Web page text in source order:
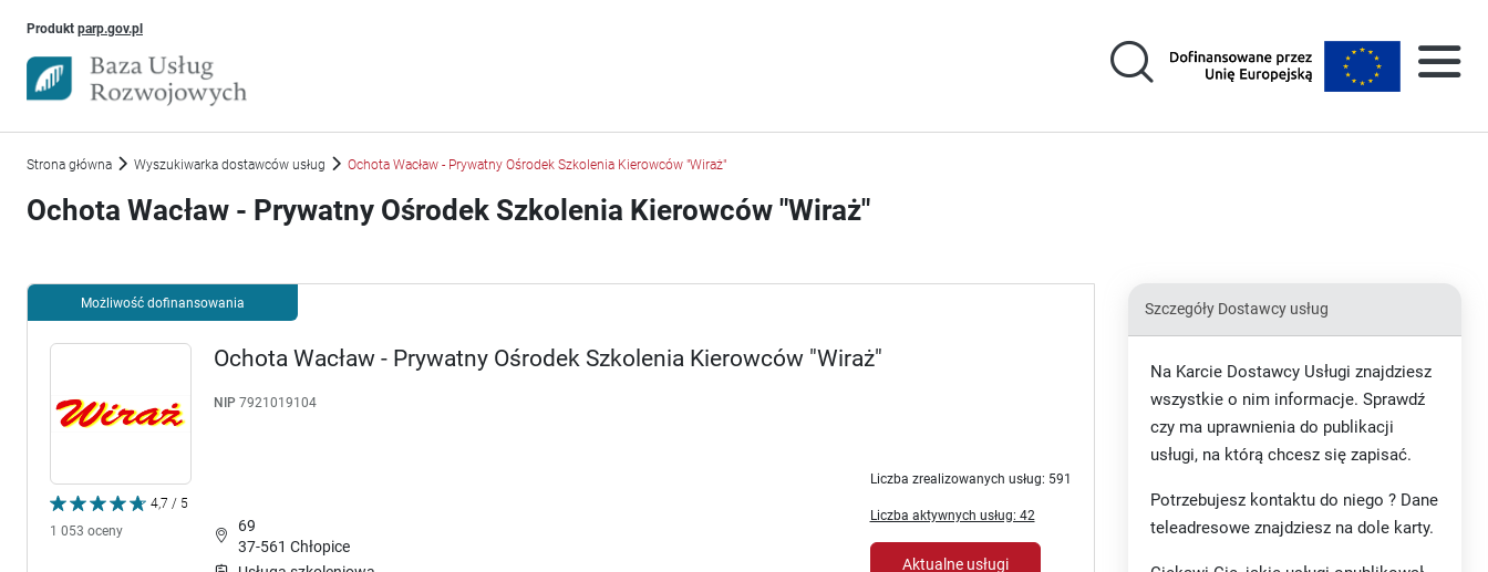
Produkt parp.gov.plUwaga, link otworzy się w nowym oknie
Strona główna Wyszukiwarka dostawców usług Ochota Wacław - Prywatny Ośrodek Szkolenia Kierowców "Wiraż"
Ochota Wacław - Prywatny Ośrodek Szkolenia Kierowców "Wiraż"
Możliwość dofinansowania
4,7 / 5
1 053 oceny
Ochota Wacław - Prywatny Ośrodek Szkolenia Kierowców "Wiraż"
NIP 7921019104
69
37-561 Chłopice
Liczba zrealizowanych usług: 591
Liczba aktywnych usług: 42
Aktualne usługi
Szczegóły Dostawcy usług
Na Karcie Dostawcy Usługi znajdziesz
wszystkie o nim informacje. Sprawdź
czy ma uprawnienia do publikacji
usługi, na którą chcesz się zapisać.
Potrzebujesz kontaktu do niego ? Dane
teleadresowe znajdziesz na dole karty.